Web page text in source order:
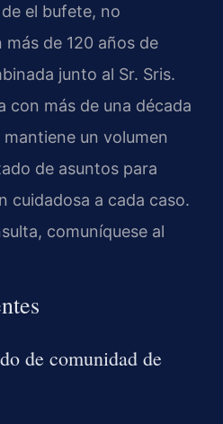
el bufete, no
de 120 años de
junto al Sr. Sris.
con más de una década
un volumen
de asuntos para
cuidadosa a cada caso.
comuníquese al
de comunidad de